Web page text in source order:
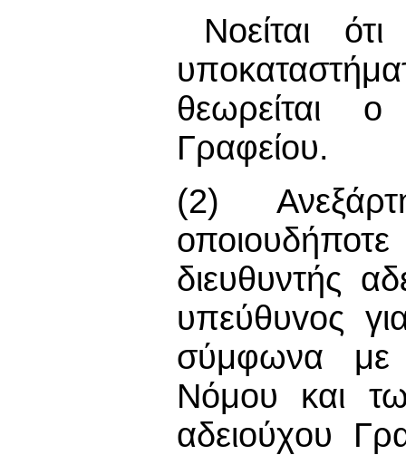
Νοείται
θεωρείται
Γραφείου.
(2)
διευθυντής
υπεύθυvoς
σύμφωνα με
Νόμου και
αδειoύχoυ